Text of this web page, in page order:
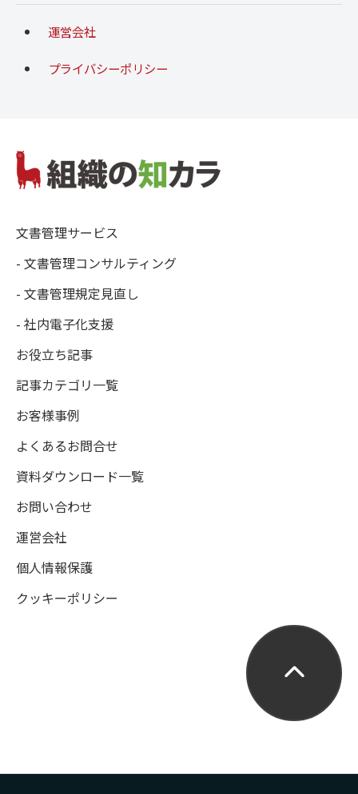
運営会社
プライバシーポリシー
文書管理サービス
- 文書管理コンサルティング
- 文書管理規定見直し
- 社内電子化支援
お役立ち記事
記事カテゴリ一覧
お客様事例
よくあるお問合せ
資料ダウンロード一覧
お問い合わせ
運営会社
個人情報保護
クッキーポリシー